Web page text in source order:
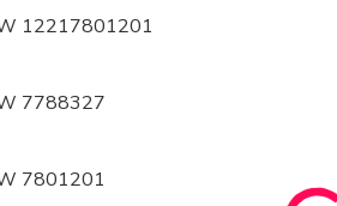
12217801201
7788327
7801201